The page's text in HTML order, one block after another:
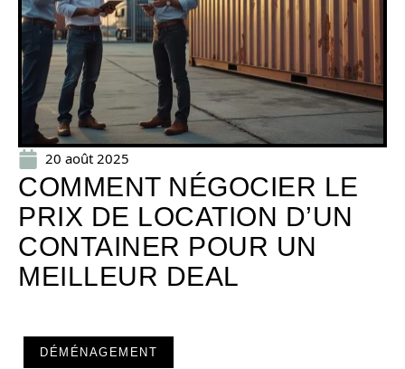
20 août 2025
COMMENT NÉGOCIER LE
PRIX DE LOCATION D’UN
CONTAINER POUR UN
MEILLEUR DEAL
DÉMÉNAGEMENT